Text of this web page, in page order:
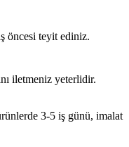
öncesi teyit ediniz.
iletmeniz yeterlidir.
3-5 iş günü, imalat